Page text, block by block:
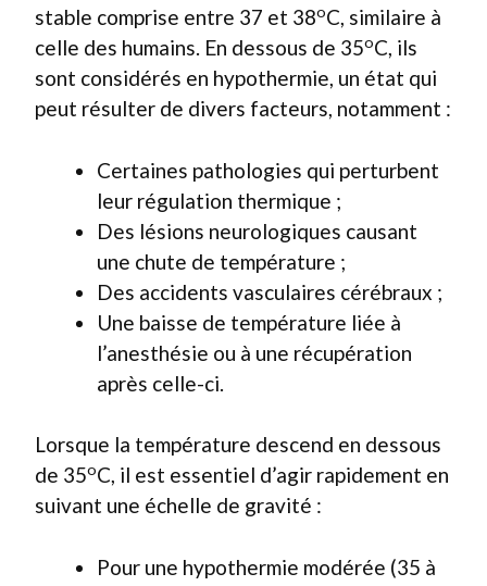
stable comprise entre 37 et 38oC, similaire à
celle des humains. En dessous de 35oC, ils
sont considérés en hypothermie, un état qui
peut résulter de divers facteurs, notamment :
Certaines pathologies qui perturbent
leur régulation thermique ;
Des lésions neurologiques causant
une chute de température ;
Des accidents vasculaires cérébraux ;
Une baisse de température liée à
l’anesthésie ou à une récupération
après celle-ci.
Lorsque la température descend en dessous
de 35oC, il est essentiel d’agir rapidement en
suivant une échelle de gravité :
Pour une hypothermie modérée (35 à